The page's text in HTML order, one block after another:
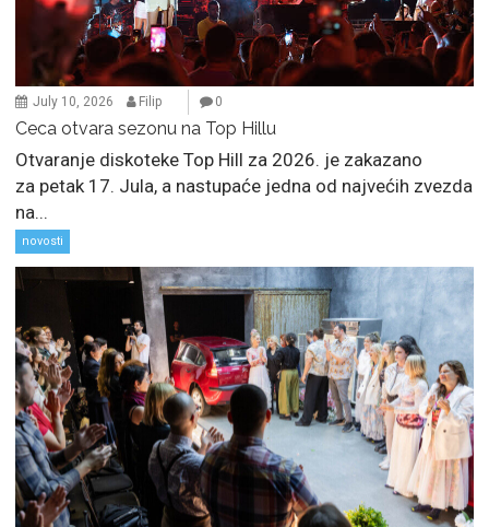
July 10, 2026 Filip 0
Ceca otvara sezonu na Top Hillu
Otvaranje diskoteke Top Hill za 2026. je zakazano
za petak 17. Jula, a nastupaće jedna od najvećih zvezda
na...
novosti